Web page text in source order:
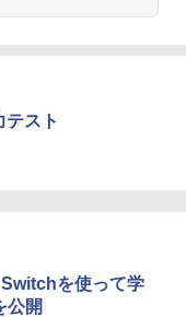
テスト
を使って学
公開